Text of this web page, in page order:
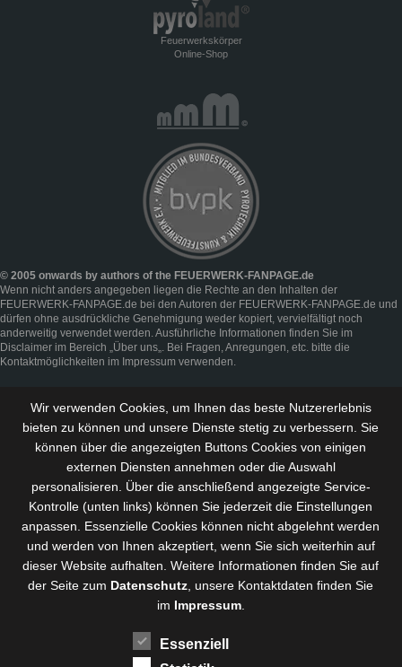
Feuerwerkskörper
Online-Shop
© 2005 onwards by authors of the FEUERWERK-FANPAGE.de
Wenn nicht anders angegeben liegen die Rechte an den Inhalten der
FEUERWERK-FANPAGE.de bei den Autoren der FEUERWERK-FANPAGE.de und
dürfen ohne ausdrückliche Genehmigung weder kopiert, vervielfältigt noch
anderweitig verwendet werden. Ausführliche Informationen finden Sie im
Disclaimer im Bereich „Über uns„. Bei Fragen, Anregungen, etc. bitte die
Kontaktmöglichkeiten im Impressum verwenden.
Wir verwenden Cookies, um Ihnen das beste Nutzererlebnis
bieten zu können und unsere Dienste stetig zu verbessern . Sie
können über die angezeigten Buttons Cookies von einigen
externen Diensten annehmen oder die Auswahl
personalisieren. Über die anschließend angezeigte Service-
Kontrolle (unten links) können Sie jederzeit die Einstellungen
anpassen. Essenzielle Cookies können nicht abgelehnt werden
und werden von Ihnen akzeptiert, wenn Sie sich weiterhin auf
dieser Website aufhalten. Weitere Informationen finden Sie auf
der Seite zum Datenschutz , unsere Kontaktdaten finden Sie
im Impressum.
Essenziell